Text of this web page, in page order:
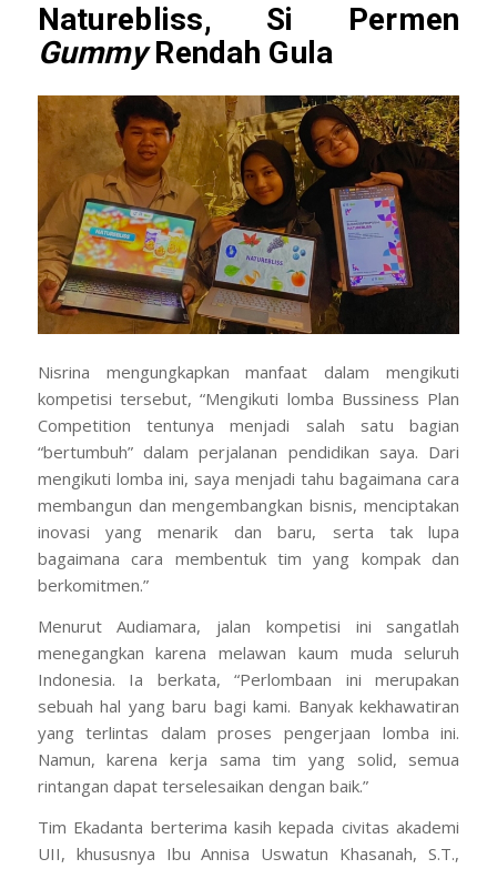
Naturebliss, Si Permen
GummyRendah Gula
Nisrina mengungkapkan manfaat dalam mengikuti
kompetisi tersebut, “Mengikuti lomba Bussiness Plan
Competition tentunya menjadi salah satu bagian
“bertumbuh” dalam perjalanan pendidikan saya. Dari
mengikuti lomba ini, saya menjadi tahu bagaimana cara
membangun dan mengembangkan bisnis, menciptakan
inovasi yang menarik dan baru, serta tak lupa
bagaimana cara membentuk tim yang kompak dan
berkomitmen.”
Menurut Audiamara, jalan kompetisi ini sangatlah
menegangkan karena melawan kaum muda seluruh
Indonesia. Ia berkata, “Perlombaan ini merupakan
sebuah hal yang baru bagi kami. Banyak kekhawatiran
yang terlintas dalam proses pengerjaan lomba ini.
Namun, karena kerja sama tim yang solid, semua
rintangan dapat terselesaikan dengan baik.”
Tim Ekadanta berterima kasih kepada civitas akademi
UII, khususnya Ibu Annisa Uswatun Khasanah, S.T.,